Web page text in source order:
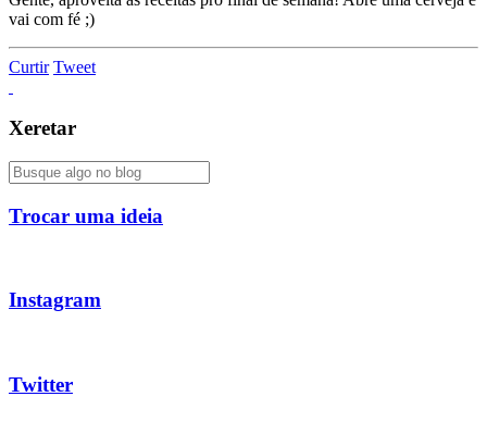
vai com fé ;)
Curtir Tweet
Xeretar
Trocar uma ideia
Instagram
Twitter